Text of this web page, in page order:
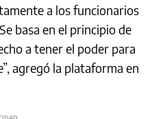
a los funcionarios
basa en el principio de
a tener el poder para
agregó la plataforma en